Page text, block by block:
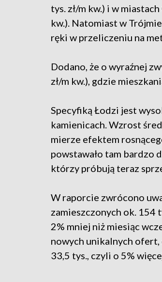
tys. zł/m kw.) i w
kw.). Natomiast w
ręki w przeliczeniu na
Dodano, że o wyraźnej
zł/m kw.), gdzie
Specyfiką Łodzi jest
kamienicach. Wzrost
mierze efektem
powstawało tam bardzo
którzy próbują teraz
W raporcie zwrócono
zamieszczonych ok. 154
2% mniej niż miesiąc
nowych unikalnych ofert,
33,5 tys., czyli o 5%